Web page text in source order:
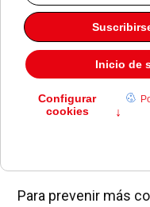
«Ningún caso ha
perfectamente».
palabras atendía
Medio Ambiente, a
los jóvenes
Para prevenir más